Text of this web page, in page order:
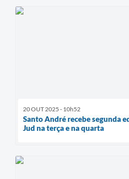
20 OUT 2025 - 10h52
Santo André recebe segunda
Jud na terça e na quarta